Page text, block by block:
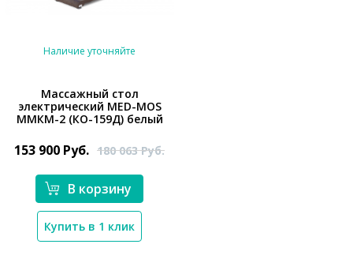
*}
Наличие уточняйте
Массажный стол
электричеcкий MED-MOS
ММКМ-2 (КО-159Д) белый
153 900 Руб. 180 063Руб.
В корзину
Купить в 1 клик